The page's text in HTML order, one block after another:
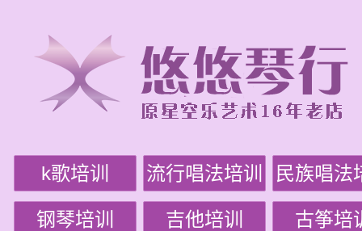
k歌培训 流行唱法培训 民族唱法
钢琴培训 吉他培训 古筝培